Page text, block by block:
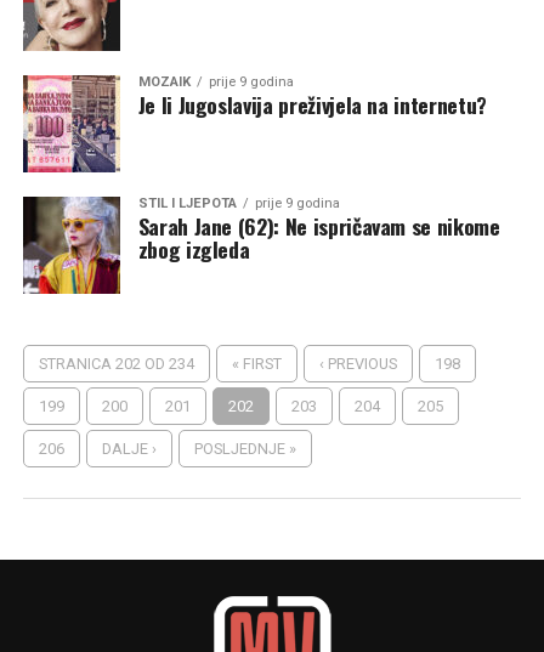
MOZAIK prije 9 godina
Je li Jugoslavija preživjela na internetu?
STIL I LJEPOTA prije 9 godina
Sarah Jane (62): Ne ispričavam se nikome
zbog izgleda
STRANICA 202 OD 234 « FIRST ‹ PREVIOUS 198
199 200 201 202 203 204 205
206 DALJE › POSLJEDNJE »